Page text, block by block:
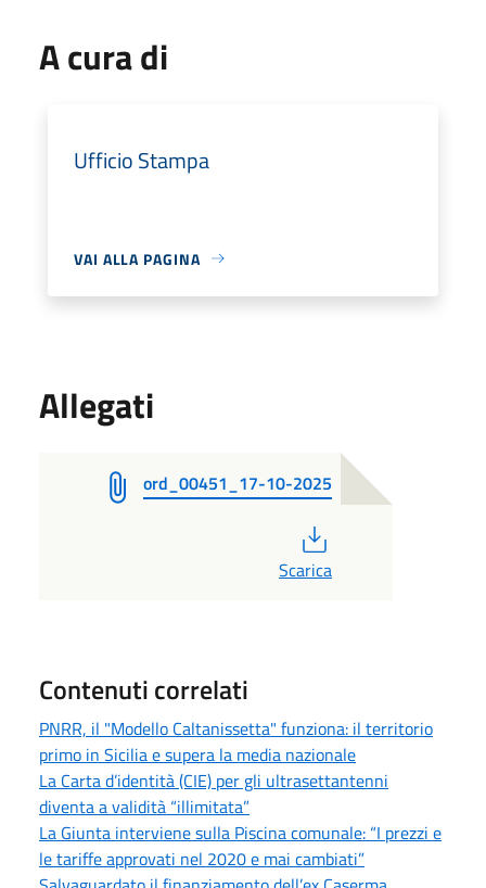
A cura di
Ufficio Stampa
VAI ALLA PAGINA
Allegati
ord_00451_17-10-2025
Scarica
Contenuti correlati
PNRR, il "Modello Caltanissetta" funziona: il territorio
primo in Sicilia e supera la media nazionale
La Carta d’identità (CIE) per gli ultrasettantenni
diventa a validità “illimitata”
La Giunta interviene sulla Piscina comunale: “I prezzi e
le tariffe approvati nel 2020 e mai cambiati”